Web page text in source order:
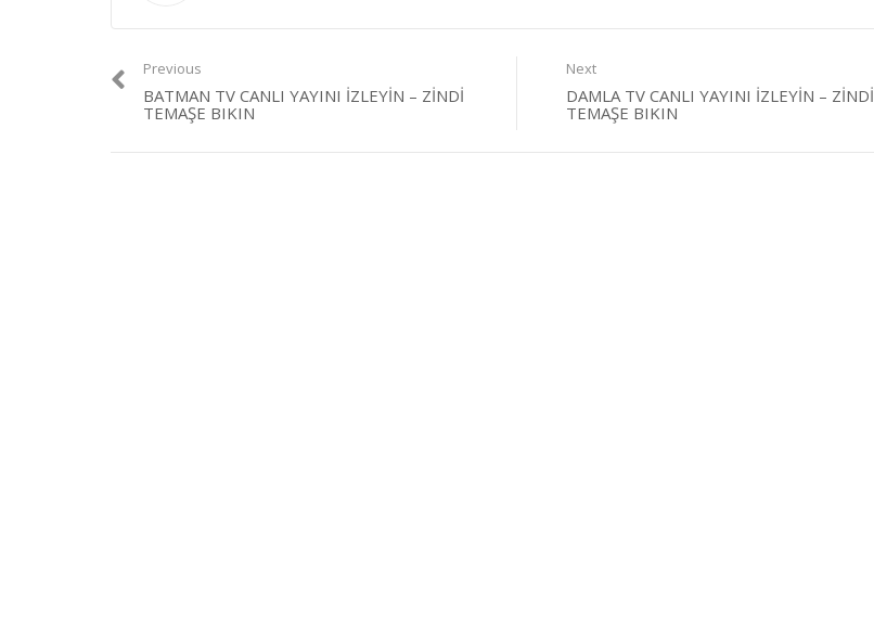
Previous
BATMAN TV CANLI YAYINI İZLEYIN – ZINDI
TEMAŞE BIKIN
Next
DAMLA TV CANLI YAYINI İZLEYIN – ZINDI
TEMAŞE BIKIN